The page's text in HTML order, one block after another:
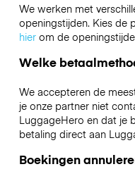
We werken met
openingstijden. Kies de
hierom de
Welke
We accepteren de
je onze partner niet
LuggageHero en dat je
betaling direct aan
Boekingen